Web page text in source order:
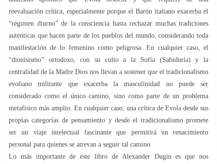
reevaluación crítica, especialmente porque el Barón italiano exacerba el
“régimen diurno” de la consciencia hasta rechazar muchas tradiciones
auténticas que hacen parte de los pueblos del mundo, considerando toda
manifestación de lo femenino como peligrosa. En cualquier caso, el
“dionisismo” ortodoxo, con su culto a la Sofía (Sabiduría) y la
centralidad de la Madre Dios nos llevan a sostener que el tradicionalismo
evoliano militante que exacerba la masculinidad no puede ser
considerado como el único camino, sino como parte de un problema
metafisico más amplio. En cualquier caso, una crítica de Evola desde sus
propias categorías de pensamiento y desde el tradicionalismo promete
ser un viaje intelectual fascinante que permitirá un renacimiento
personal para quienes se atrevan a seguir tal camino.
Lo más importante de este libro de Alexander Dugin es que nos